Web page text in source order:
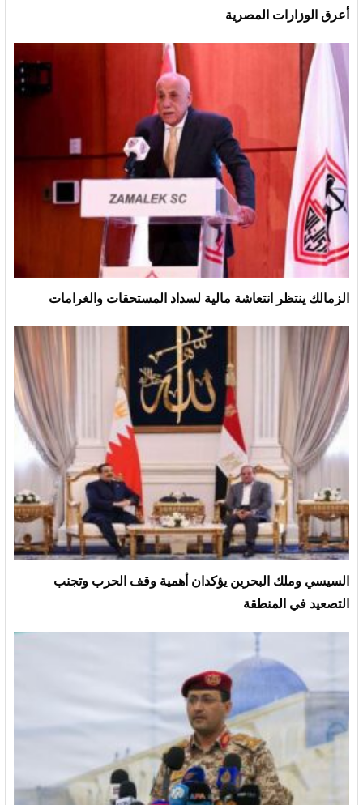
أعرق الوزارات المصرية
الزمالك ينتظر انتعاشة مالية لسداد المستحقات والغرامات
السيسي وملك البحرين يؤكدان أهمية وقف الحرب وتجنب
التصعيد في المنطقة